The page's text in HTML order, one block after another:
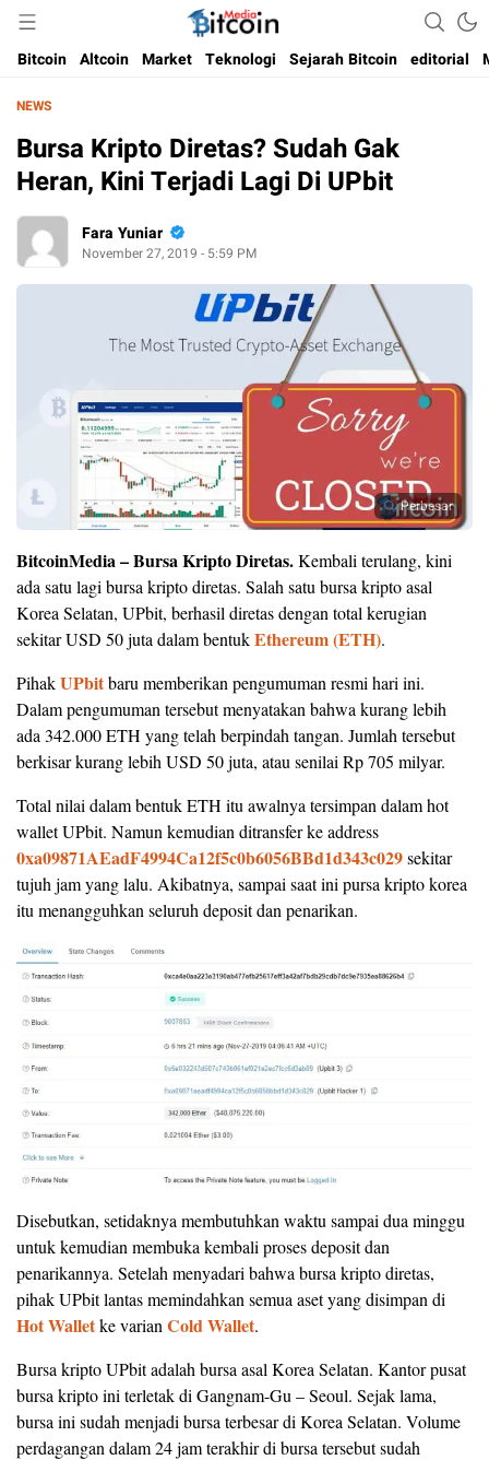
Bitcoin Media Indonesia
Media Bitcoin dan Cryptocurrency, dan Blockchain di Indonesia
Bitcoin Altcoin Market Teknologi Sejarah Bitcoin editorial
NEWS
Bursa Kripto Diretas? Sudah Gak
Heran, Kini Terjadi Lagi Di UPbit
Fara Yuniar
November 27, 2019 - 5:59 PM
Perbesar
BitcoinMedia – Bursa Kripto Diretas.Kembali terulang, kini
ada satu lagi bursa kripto diretas. Salah satu bursa kripto asal
Korea Selatan, UPbit, berhasil diretas dengan total kerugian
sekitar USD 50 juta dalam bentukEthereum (ETH).
PihakUPbitbaru memberikan pengumuman resmi hari ini.
Dalam pengumuman tersebut menyatakan bahwa kurang lebih
ada 342.000 ETH yang telah berpindah tangan. Jumlah tersebut
berkisar kurang lebih USD 50 juta, atau senilai Rp 705 milyar.
Total nilai dalam bentuk ETH itu awalnya tersimpan dalam hot
wallet UPbit. Namun kemudian ditransfer ke address
0xa09871AEadF4994Ca12f5c0b6056BBd1d343c029sekitar
tujuh jam yang lalu. Akibatnya, sampai saat ini pursa kripto korea
itu menangguhkan seluruh deposit dan penarikan.
Disebutkan, setidaknya membutuhkan waktu sampai dua minggu
untuk kemudian membuka kembali proses deposit dan
penarikannya. Setelah menyadari bahwa bursa kripto diretas,
pihak UPbit lantas memindahkan semua aset yang disimpan di
Hot Walletke varian Cold Wallet.
Bursa kripto UPbit adalah bursa asal Korea Selatan. Kantor pusat
bursa kripto ini terletak di Gangnam-Gu – Seoul. Sejak lama,
bursa ini sudah menjadi bursa terbesar di Korea Selatan. Volume
perdagangan dalam 24 jam terakhir di bursa tersebut sudah